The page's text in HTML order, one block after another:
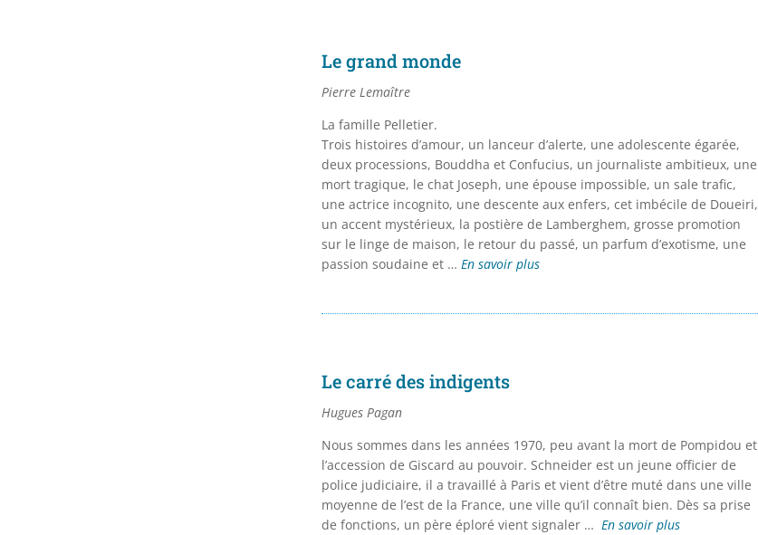
Le grand monde
Pierre Lemaître
La famille Pelletier.
Trois histoires d’amour, un lanceur d’alerte, une adolescente égarée,
deux processions, Bouddha et Confucius, un journaliste ambitieux, une
mort tragique, le chat Joseph, une épouse impossible, un sale trafic,
une actrice incognito, une descente aux enfers, cet imbécile de Doueiri,
un accent mystérieux, la postière de Lamberghem, grosse promotion
sur le linge de maison, le retour du passé, un parfum d’exotisme, une
passion soudaine et … En savoir plus
Le carré des indigents
Hugues Pagan
Nous sommes dans les années 1970, peu avant la mort de Pompidou et
l’accession de Giscard au pouvoir. Schneider est un jeune officier de
police judiciaire, il a travaillé à Paris et vient d’être muté dans une ville
moyenne de l’est de la France, une ville qu’il connaît bien. Dès sa prise
de fonctions, un père éploré vient signaler … En savoir plus